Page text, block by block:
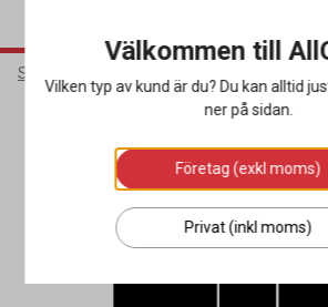
Städ & Hygien
Välkommen till
Vilken typ av kund är du? Du kan alltid
ner på sidan.
Företag (exkl moms)
Privat (inkl moms)